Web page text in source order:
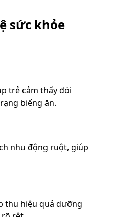
sức khỏe
trẻ cảm thấy đói
biếng ăn.
nhu động ruột, giúp
thu hiệu quả dưỡng